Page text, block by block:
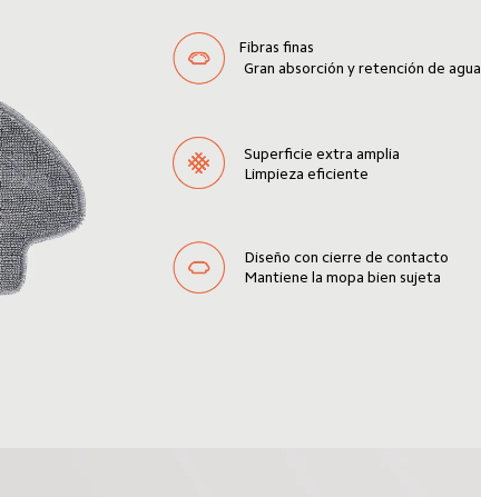
Fibras finas
Gran absorción y retención de agua
Superficie extra amplia
Limpieza eficiente
Diseño con cierre de contacto
Mantiene la mopa bien sujeta